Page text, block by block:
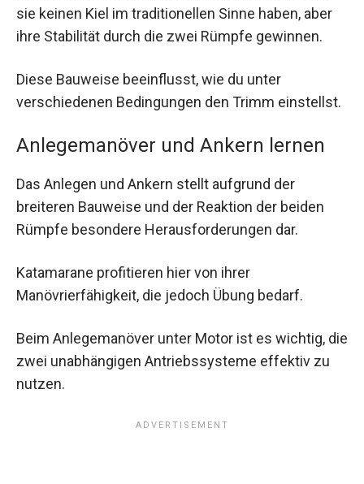
sie keinen Kiel im traditionellen Sinne haben, aber
ihre Stabilität durch die zwei Rümpfe gewinnen.
Diese Bauweise beeinflusst, wie du unter
verschiedenen Bedingungen den Trimm einstellst.
Anlegemanöver und Ankern lernen
Das Anlegen und Ankern stellt aufgrund der
breiteren Bauweise und der Reaktion der beiden
Rümpfe besondere Herausforderungen dar.
Katamarane profitieren hier von ihrer
Manövrierfähigkeit, die jedoch Übung bedarf.
Beim Anlegemanöver unter Motor ist es wichtig, die
zwei unabhängigen Antriebssysteme effektiv zu
nutzen.